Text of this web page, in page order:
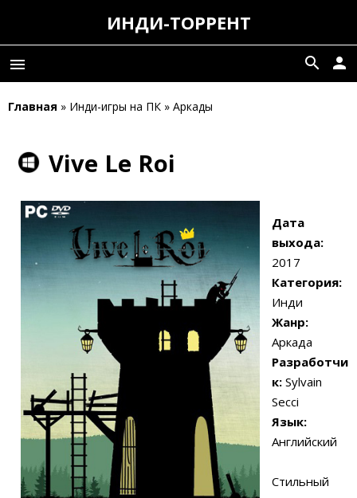
ИНДИ-ТОРРЕНТ
menu person
search
Главная » Инди-игры на ПК » Аркады
Vive Le Roi
Дата
выхода:
2017
Категория:
Инди
Жанр:
Аркада
Разработчи
к: Sylvain
Secci
Язык:
Английский
Стильный